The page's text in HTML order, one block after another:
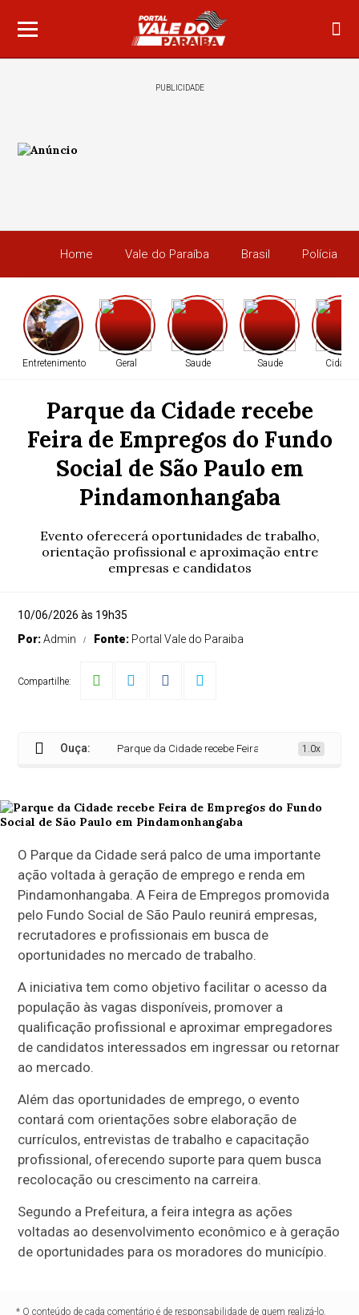
PUBLICIDADE
Home Vale do Paraíba Brasil Polícia
Entretenimento Geral Saude Saude Cidades
Parque da Cidade recebe
Feira de Empregos do Fundo
Social de São Paulo em
Pindamonhangaba
Evento oferecerá oportunidades de trabalho,
orientação profissional e aproximação entre
empresas e candidatos
10/06/2026 às 19h35
Por:Admin Fonte: Portal Vale do Paraiba
Compartilhe:
Ouça: Parque da Cidade recebe Feira de Empregos do
1.0x
O Parque da Cidade será palco de uma importante
ação voltada à geração de emprego e renda em
Pindamonhangaba. A Feira de Empregos promovida
pelo Fundo Social de São Paulo reunirá empresas,
recrutadores e profissionais em busca de
oportunidades no mercado de trabalho.
A iniciativa tem como objetivo facilitar o acesso da
população às vagas disponíveis, promover a
qualificação profissional e aproximar empregadores
de candidatos interessados em ingressar ou retornar
ao mercado.
Além das oportunidades de emprego, o evento
contará com orientações sobre elaboração de
currículos, entrevistas de trabalho e capacitação
profissional, oferecendo suporte para quem busca
recolocação ou crescimento na carreira.
Segundo a Prefeitura, a feira integra as ações
voltadas ao desenvolvimento econômico e à geração
de oportunidades para os moradores do município.
* O conteúdo de cada comentário é de responsabilidade de quem realizá-lo.